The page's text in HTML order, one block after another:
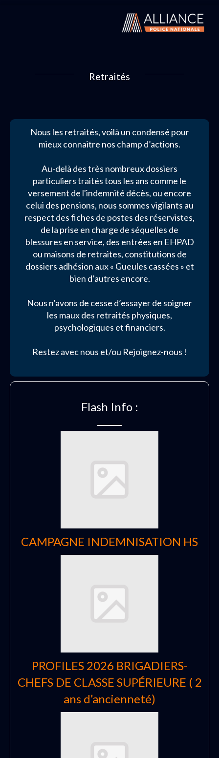
Retraités
Nous les retraités, voilà un condensé pour
mieux connaitre nos champ d’actions.
Au-delà des très nombreux dossiers
particuliers traités tous les ans comme le
versement de l'indemnité décès, ou encore
celui des pensions, nous sommes vigilants au
respect des fiches de postes des réservistes,
de la prise en charge de séquelles de
blessures en service, des entrées en EHPAD
ou maisons de retraites, constitutions de
dossiers adhésion aux « Gueules cassées » et
bien d’autres encore.
Nous n’avons de cesse d’essayer de soigner
les maux des retraités physiques,
psychologiques et financiers.
Restez avec nous et/ou Rejoignez-nous !
Flash Info :
CAMPAGNE INDEMNISATION HS
PROFILES 2026 BRIGADIERS-
CHEFS DE CLASSE SUPÉRIEURE ( 2
ans d’ancienneté)